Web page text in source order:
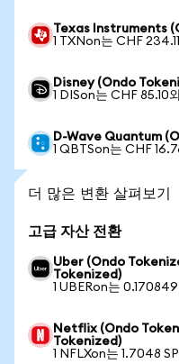
Texas Instruments
1 TXNon는 CHF
Disney (Ondo
1 DISon는 CHF 85.10
D-Wave Quantum
1 QBTSon는 CHF
더 많은 변환 살펴보기
고급 자산 전환
Uber (Ondo
Tokenized)
1 UBERon는
Netflix (Ondo
Tokenized)
1 NFLXon는 1.7048